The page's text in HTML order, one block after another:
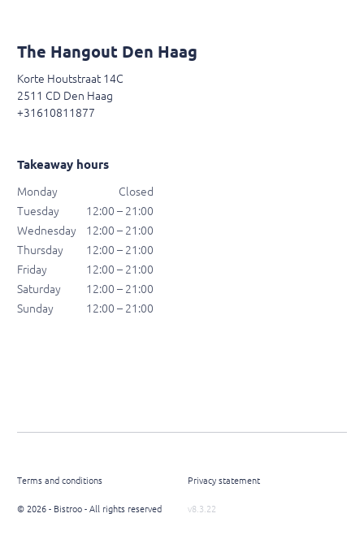
The Hangout Den Haag
Korte Houtstraat 14C
2511 CD Den Haag
+31610811877
Takeaway hours
Monday
Closed
Tuesday
12:00 – 21:00
Wednesday
12:00 – 21:00
Thursday
12:00 – 21:00
Friday
12:00 – 21:00
Saturday
12:00 – 21:00
Sunday
12:00 – 21:00
Terms and conditions Privacy statement
© 2026 - Bistroo - All rights reserved v8.3.22